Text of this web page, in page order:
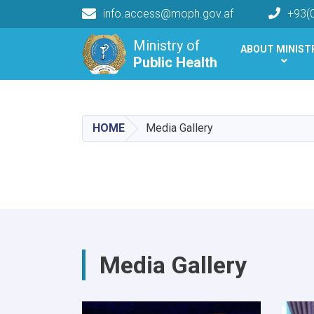
Ministry of
Public Health
info.access@moph.gov.af
Main navigation
Public Health
ABOUT
HOME Media Gallery
Media Gallery